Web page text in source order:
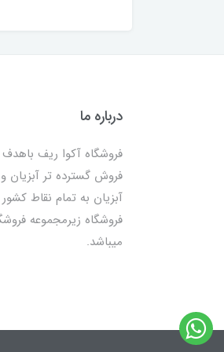
درباره ما
فروشگاه آکوا ریف
فروش گسترده تر آبزیان
فروشگاه زیرمجموعه
میباشد.